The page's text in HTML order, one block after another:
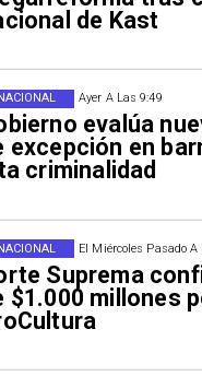
de Kast
Ayer A Las 9:49
evalúa
excepción en
criminalidad
NACIONAL
El Miércoles Pasado A
Suprema
$1.000 millones